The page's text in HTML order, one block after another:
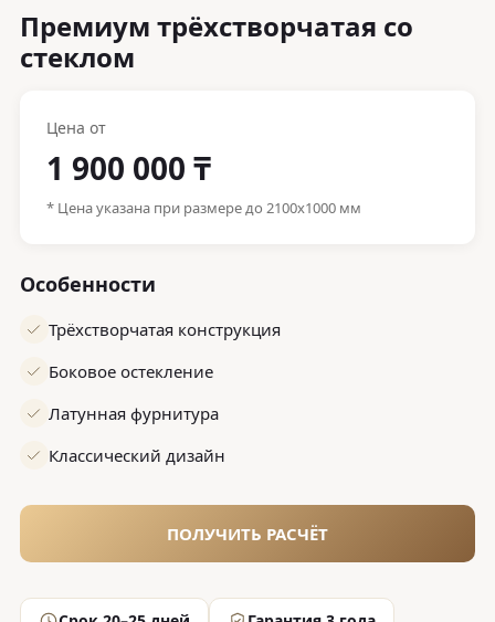
Премиум трёхстворчатая со
стеклом
Цена от
1 900 000 ₸
* Цена указана при размере до 2100x1000 мм
Особенности
Трёхстворчатая конструкция
Боковое остекление
Латунная фурнитура
Классический дизайн
ПОЛУЧИТЬ РАСЧЁТ